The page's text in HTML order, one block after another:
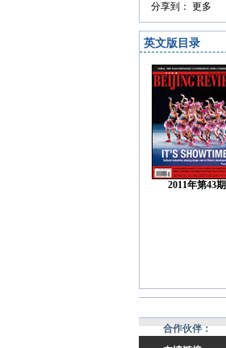
分享到： 更多
英文版目录
2011年第43期
合作伙伴：